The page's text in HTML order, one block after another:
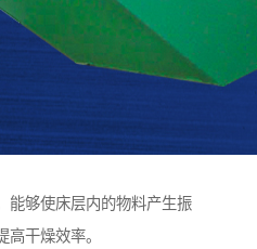
能够使床层内的物料产生振
干燥效率。